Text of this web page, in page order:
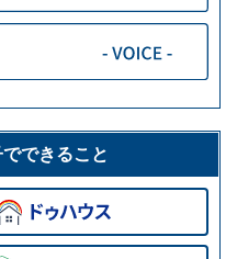
できること